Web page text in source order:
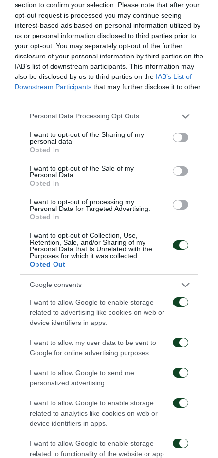
section to confirm your selection. Please note that after your
opt-out request is processed you may continue seeing
interest-based ads based on personal information utilized by
us or personal information disclosed to third parties prior to
your opt-out. You may separately opt-out of the further
disclosure of your personal information by third parties on the
IAB’s list of downstream participants. This information may
also be disclosed by us to third parties on the IAB’s List of
Downstream Participants that may further disclose it to other
Please note that this website/app uses one or more Google
not limited to your visit or usage behaviour. You may click to
grant or deny consent to Google and its third-party tags to
use your data for below specified purposes in below Google
consent section.
Personal Data Processing Opt Outs
I want to opt-out of the Sharing of my
personal data.
Opted In
I want to opt-out of the Sale of my
Personal Data.
Opted In
I want to opt-out of processing my
Personal Data for Targeted Advertising.
Opted In
I want to opt-out of Collection, Use,
Retention, Sale, and/or Sharing of my
Personal Data that Is Unrelated with the
Purposes for which it was collected.
Opted Out
Google consents
I want to allow Google to enable storage
related to advertising like cookies on web or
device identifiers in apps.
I want to allow my user data to be sent to
Google for online advertising purposes.
I want to allow Google to send me
personalized advertising.
I want to allow Google to enable storage
related to analytics like cookies on web or
device identifiers in apps.
I want to allow Google to enable storage
related to functionality of the website or app.
στο St. Josef Hospital του Έσσεν (Γερμανία), στο
Royal Liverpool and Broadgreen University Hospitals
(Ηνωμένο Βασίλειο) και στο Physicians Regional
Medical Center στη Νάπολη της Φλόριντα (ΗΠΑ).
Είναι πιστοποιημένος στις Ηνωμένες Πολιτείες για τη
Ρομποτική Χειρουργική – MAKO με διεθνή ρόλο
στην εκπαίδευση ιατρών στον τομέα της ρομποτικής
ορθοπαιδικής χειρουργικής. Θεωρείται ένας από
τους πρωτεργάτες της Ρομποτικής Ορθοπαιδικής
στην Ελλάδα. Είναι επικεφαλής του Αθλητιατρικού
Επιτροπής της Ελληνικής Ολυμπιακής Επιτροπής.
Υπήρξε ιατρός της Ελληνικής Ολυμπιακής
Αποστολής στους Ολυμπιακούς Αγώνες του
Λονδίνου το 2012 και του Ρίο το 2016.
Συνεργάτης του στον Παναθηναϊκό θα είναι ο
γιατρός,Αριστείδης Ντούσιας.
Επίσης, το ιατρικό επιτελείο ενισχύεται με τους
Παναγιώτη Πετρόπουλο, Γιάννη
ΣτέκακαιΦώτη Σωτηρίου , αλλά και με τον γυμναστή
αποκατάστασης,Παναγιώτη Παπαθεοδώρου
Παράλληλα, ολοκληρώθηκε η συνεργασία της ΠΑΕ
οποίος προσέφερε επί τρία συναπτά έτη τα μέγιστα
ΠΑΕ